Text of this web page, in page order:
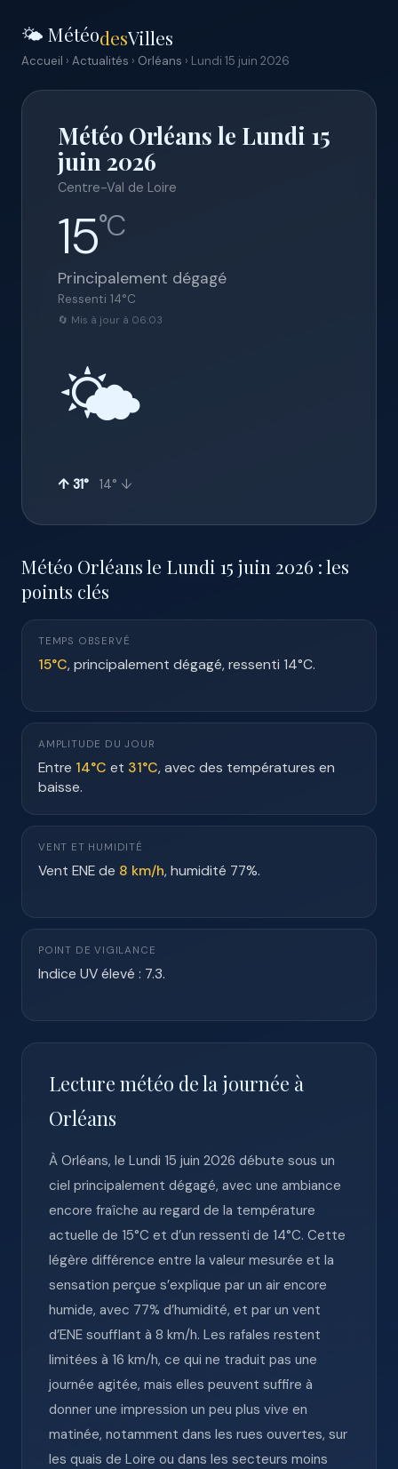
🌤️ MétéodesVilles
Accueil › Actualités › Orléans › Lundi 15 juin 2026
Météo Orléans le Lundi 15
juin 2026
Centre-Val de Loire
15°C
Principalement dégagé
Ressenti 14°C
🔄 Mis à jour à 06:03
🌤️
↑ 31° 14° ↓
Météo Orléans le Lundi 15 juin 2026 : les
points clés
TEMPS OBSERVÉ
15°C, principalement dégagé, ressenti 14°C.
AMPLITUDE DU JOUR
Entre 14°C et 31°C, avec des températures en
baisse.
VENT ET HUMIDITÉ
Vent ENE de 8 km/h, humidité 77%.
POINT DE VIGILANCE
Indice UV élevé : 7.3.
Lecture météo de la journée à
Orléans
À Orléans, le Lundi 15 juin 2026 débute sous un
ciel principalement dégagé, avec une ambiance
encore fraîche au regard de la température
actuelle de 15°C et d’un ressenti de 14°C. Cette
légère différence entre la valeur mesurée et la
sensation perçue s’explique par un air encore
humide, avec 77% d’humidité, et par un vent
d’ENE soufflant à 8 km/h. Les rafales restent
limitées à 16 km/h, ce qui ne traduit pas une
journée agitée, mais elles peuvent suffire à
donner une impression un peu plus vive en
matinée, notamment dans les rues ouvertes, sur
les quais de Loire ou dans les secteurs moins